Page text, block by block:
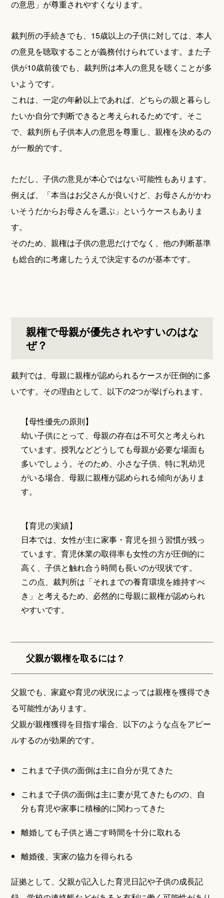
の意思」が尊重されやすくなります。
裁判所の手続きでも、15歳以上の子供に対しては、本人
の意見を聴取することが義務付けられています。また子
供が10歳前後でも、裁判所は本人の意見を聴くことが多
いようです。
これは、一定の年齢以上であれば、どちらの親と暮らし
たいか自分で判断できると考えられるためです。そこ
で、裁判所も子供本人の意思を尊重し、親権を決めるの
が一般的です。
ただし、子供の意見が本心ではない可能性もあります。
例えば、「本当はお父さんが良いけど、お母さんがかわ
いそうだからお母さんを選ぶ」というケースもありま
す。
そのため、親権は子供の意思だけでなく、他の判断基準
も総合的に考慮したうえで決定するのが基本です。
親権で母親が優先されやすいのはな
ぜ？
裁判では、母親に親権が認められるケースが圧倒的に多
いです。その理由として、以下の2つが挙げられます。
【母性優先の原則】
幼い子供にとって、母親の存在は不可欠と考えられ
ています。授乳などどうしても母親が必要な場面も
多いでしょう。そのため、小さな子供、特に乳幼児
がいる場合、母親に親権が認められる傾向がありま
す。
【育児の実績】
日本では、女性が主に家事・育児を担う習慣が残っ
ています。育児休業の取得率も女性の方が圧倒的に
高く、子供と触れ合う時間も長いのが現状です。
この点、裁判所は「それまでの養育環境を維持すべ
き」と考えるため、必然的に母親に親権が認められ
やすいです。
父親が親権を取るには？
父親でも、家庭や育児の状況によっては親権を獲得でき
る可能性があります。
父親が親権獲得を目指す場合、以下のような点をアピー
ルするのが効果的です。
これまで子供の面倒は主に自分が見てきた
これまで子供の面倒は主に妻が見てきたものの、自
分も育児や家事に積極的に関わってきた
離婚しても子供と過ごす時間を十分に取れる
離婚後、実家の協力を得られる
証拠として、父親が記入した育児日記や子供の成長記